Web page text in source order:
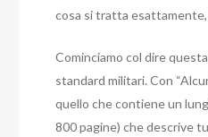
cosa si tratta esattamente,
Cominciamo col dire
standard militari. Con
quello che contiene un
800 pagine) che descrive